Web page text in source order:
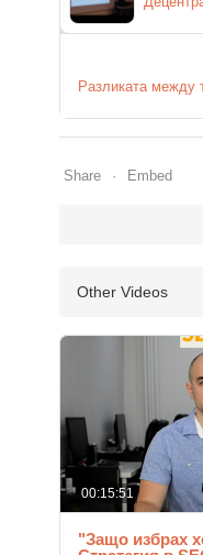
Share Embed
Other Videos
00:15:51
"Защо избрах